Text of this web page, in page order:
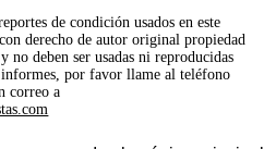
de condición usados en este
derecho de autor original propiedad
deben ser usadas ni reproducidas
por favor llame al teléfono
correo a